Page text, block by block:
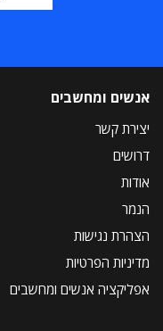
אנשים ומחשבים
יצירת קשר
דרושים
אודות
הנמר
הצהרת נגישות
מדיניות הפרטיות
אפליקציה אנשים ומחשבים